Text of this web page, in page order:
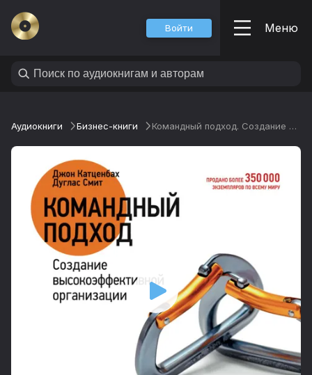
Войти Меню
Аудиокниги Бизнес-книги Командный подход. Создание высокоэффективной организации